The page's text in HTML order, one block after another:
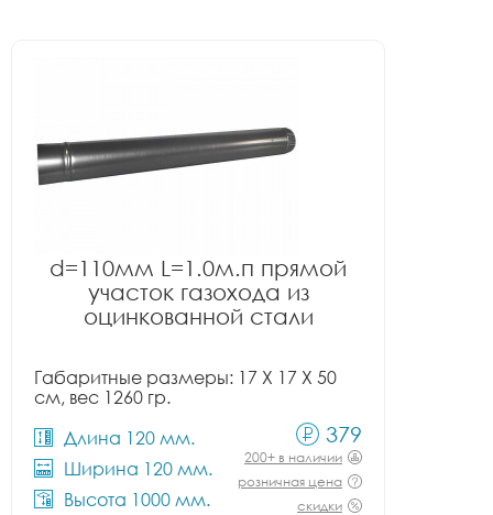
d=110мм L=1.0м.п прямой
участок газохода из
оцинкованной стали
Габаритные размеры: 17 X 17 X 50
см, вес 1260 гр.
Длина 120 мм.
Ширина 120 мм.
Высота 1000 мм.
379
200+ в наличии
розничная цена
скидки